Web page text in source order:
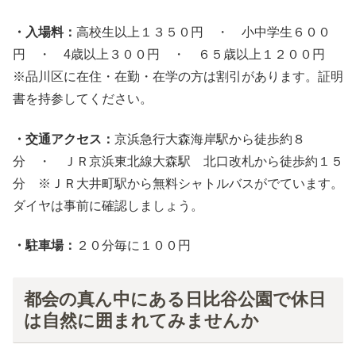
・入場料： 高校生以上１３５０円 ・ 小中学生６００
円 ・ 4歳以上３００円 ・ ６５歳以上１２００円
※品川区に在住・在勤・在学の方は割引があります。証明
書を持参してください。
・交通アクセス： 京浜急行大森海岸駅から徒歩約８
分 ・ ＪＲ京浜東北線大森駅 北口改札から徒歩約１５
分 ※ＪＲ大井町駅から無料シャトルバスがでています。
ダイヤは事前に確認しましょう。
・駐車場： ２０分毎に１００円
都会の真ん中にある日比谷公園で休日
は自然に囲まれてみませんか